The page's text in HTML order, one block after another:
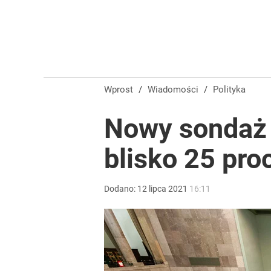
Wróbel: Wywiad z Woydyłło o Idze Świątek
Farmacja: wzrost pod presją. co czeka branżę do
Wprost / Wiadomości / Polityka
Nowy
blisko 25
Dodano: 12 lipca 2021 16:11